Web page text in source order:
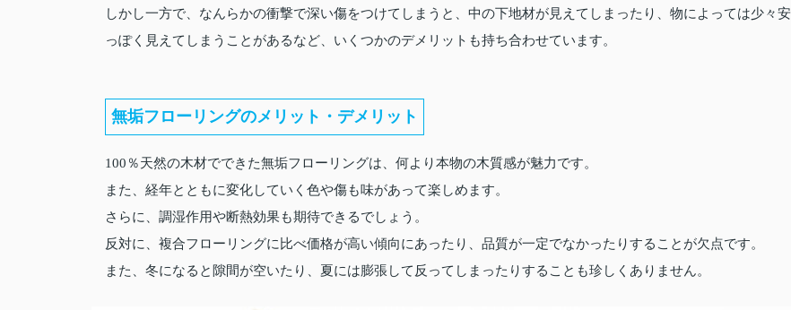
しかし一方で、なんらかの衝撃で深い傷をつけてしまうと、中の下地材が見えてしまったり、物によっては少々安
っぽく見えてしまうことがあるなど、いくつかのデメリットも持ち合わせています。
無垢フローリングのメリット・デメリット
100％天然の木材でできた無垢フローリングは、何より本物の木質感が魅力です。
また、経年とともに変化していく色や傷も味があって楽しめます。
さらに、調湿作用や断熱効果も期待できるでしょう。
反対に、複合フローリングに比べ価格が高い傾向にあったり、品質が一定でなかったりすることが欠点です。
また、冬になると隙間が空いたり、夏には膨張して反ってしまったりすることも珍しくありません。